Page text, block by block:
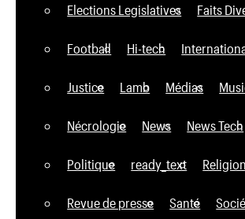
Elections Legislatives Faits
Football Hi-tech
Justice Lamb Médias
Nécrologie News News Tech
Politique ready_text Religion
Revue de presse Santé